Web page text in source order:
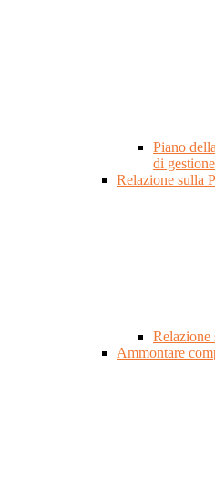
Piano
di gestione
Relazione sulla
Relazione
Ammontare